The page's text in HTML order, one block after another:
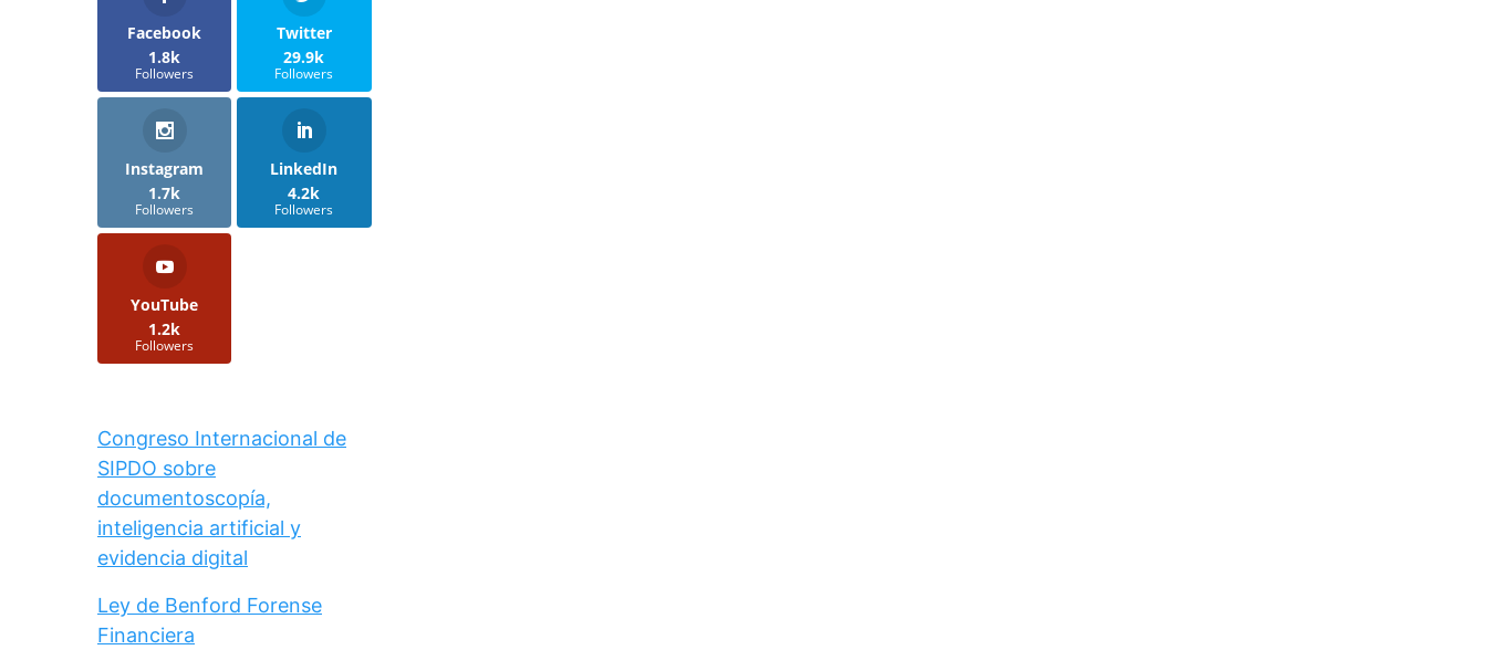
Facebook
1.8k
Followers
Twitter
29.9k
Followers
Instagram
1.7k
Followers
LinkedIn
4.2k
Followers
YouTube
1.2k
Followers
Congreso Internacional de
SIPDO sobre
documentoscopía,
inteligencia artificial y
evidencia digital
Ley de Benford Forense
Financiera